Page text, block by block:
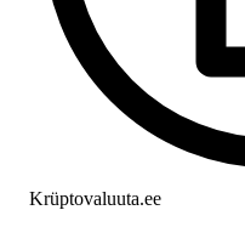
Krüptovaluuta.ee